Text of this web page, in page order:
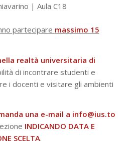
| Aula C18
partecipare massimo 15
realtà universitaria di
di incontrare studenti e
i docenti e visitare gli ambienti
una e-mail a info@ius.to
INDICANDO DATA E
SCELTA.